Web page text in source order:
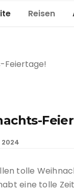
Reisen
Kreuzfahrt
2024
tolle
eine tolle